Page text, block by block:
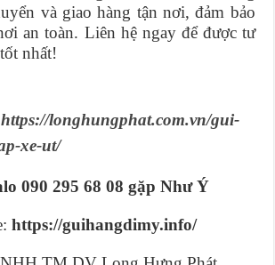
và giao hàng tận nơi, đảm bảo
an toàn. Liên hệ ngay để được tư
nhất!
https://longhungphat.com.vn/gui-
xe-ut/
090 295 68 08 gặp Như Ý
https://guihangdimy.info/